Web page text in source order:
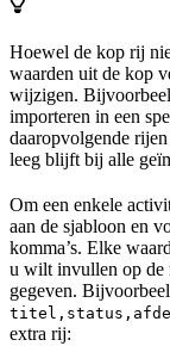
Hoewel de kop rij
waarden uit de kop
wijzigen.
importeren in een
daaropvolgende
leeg blijft bij alle
Om een enkele
aan de sjabloon en
komma’s. Elke
u wilt invullen op de
gegeven.
extra rij: